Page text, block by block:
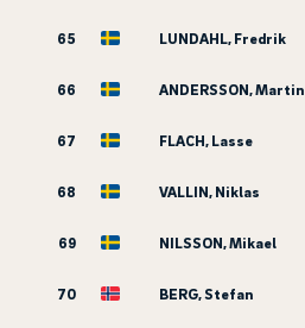
65 LUNDAHL, Fredrik
66 ANDERSSON, Martin
67 FLACH, Lasse
68 VALLIN, Niklas
69 NILSSON, Mikael
70 BERG, Stefan